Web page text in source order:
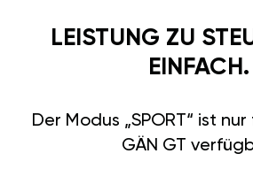
LEISTUNG ZU
EINFACH.
Der Modus „SPORT“ ist
GÄN GT